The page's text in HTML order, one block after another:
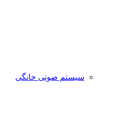
سیستم صوتی خانگی